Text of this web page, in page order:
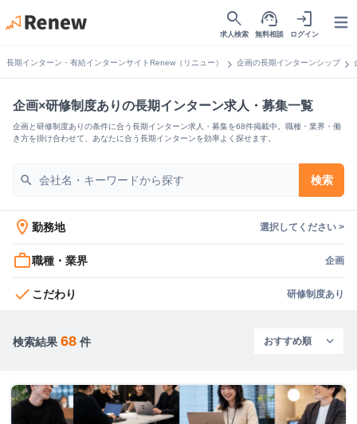
search
求人検索
support_agent
無料相談
login
ログイン
長期インターン・有給インターンサイトRenew（リニュー） chevron_right 企画の長期インターンシップchevron_right
企画×研修制度ありの長期インターン求人・募集一覧
企画と研修制度ありの条件に合う長期インターン求人・募集を68件掲載中。職種・業界・働
き方を掛け合わせて、あなたに合う長期インターンを効率よく探せます。
search 検索
location_on 勤務地 選択してください >
work_outline職種・業界 企画
check こだわり 研修制度あり
検索結果 68 件